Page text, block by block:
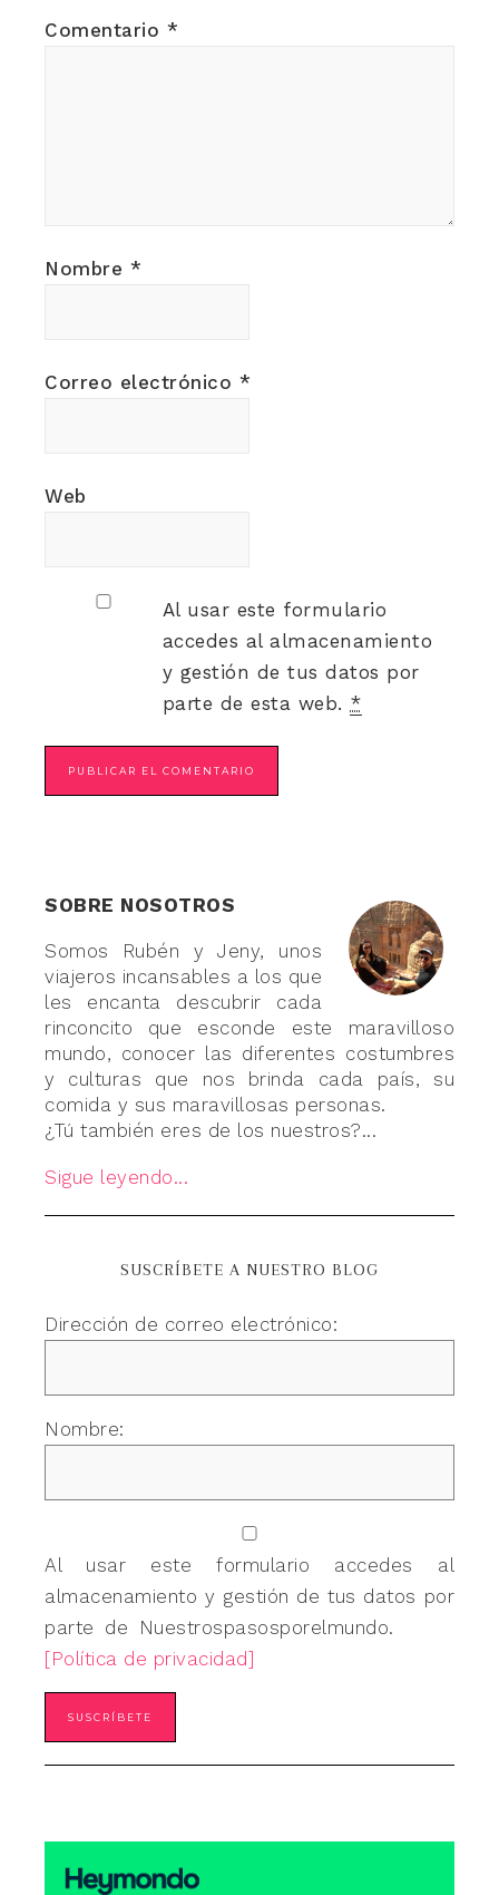
Comentario *
Nombre *
Correo electrónico *
Web
Al usar este formulario
accedes al almacenamiento
y gestión de tus datos por
parte de esta web. *
SOBRE NOSOTROS
Somos Rubén y Jeny, unos
viajeros incansables a los que
les encanta descubrir cada
rinconcito que esconde este maravilloso
mundo, conocer las diferentes costumbres
y culturas que nos brinda cada país, su
comida y sus maravillosas personas.
¿Tú también eres de los nuestros?...
Sigue leyendo...
SUSCRÍBETE A NUESTRO BLOG
Dirección de correo electrónico:
Nombre:
Al usar este formulario accedes al
almacenamiento y gestión de tus datos por
parte de Nuestrospasosporelmundo.
[Política de privacidad]